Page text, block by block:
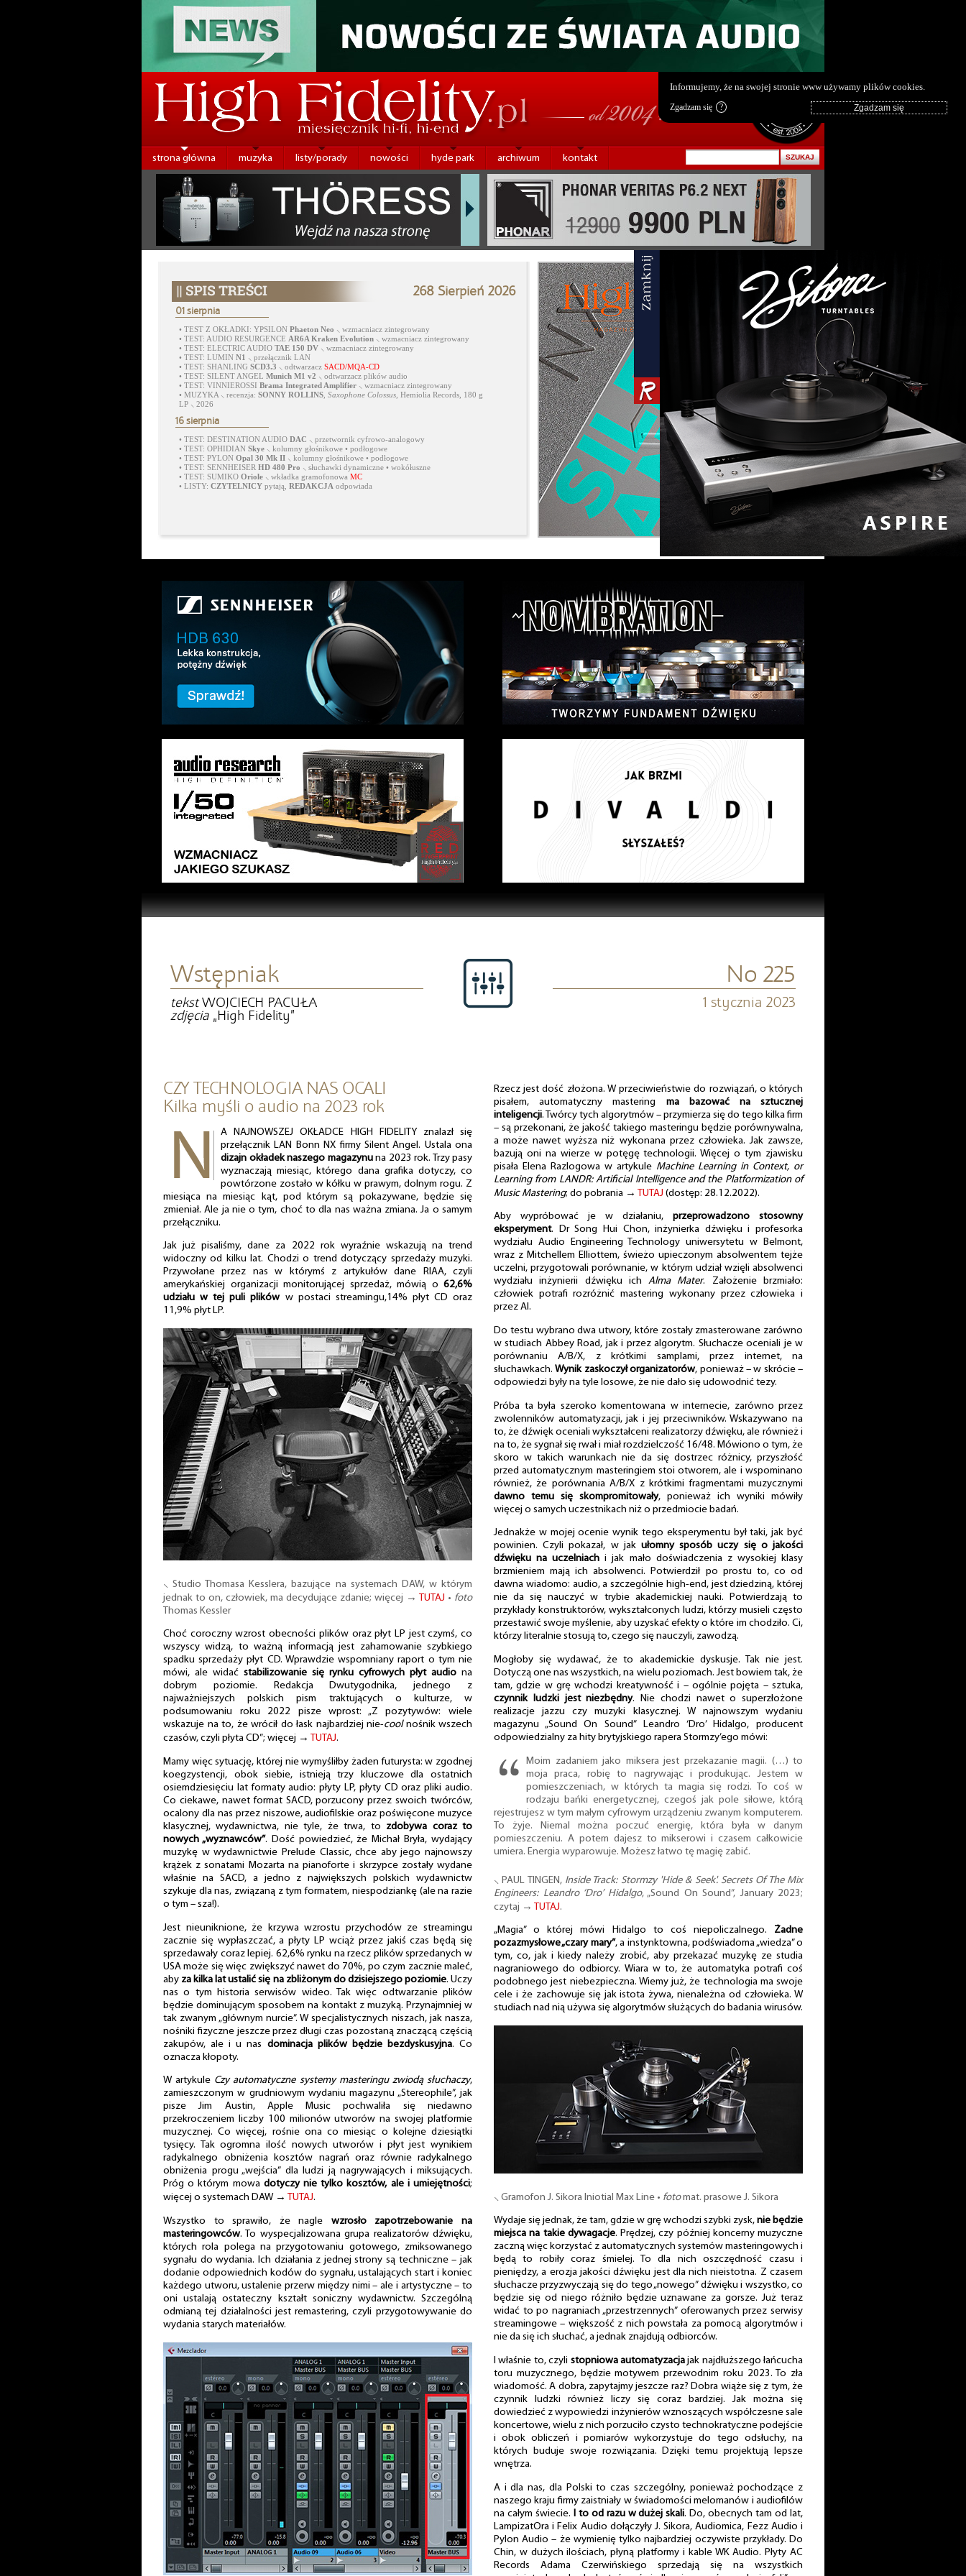
strona główna muzyka listy/porady nowości hyde park archiwum kontakt
268 Sierpień 2026
01 sierpnia
• TEST Z OKŁADKI: YPSILON Phaeton Neo ⸜ wzmacniacz zintegrowany
• TEST: AUDIO RESURGENCE AR6A Kraken Evolution ⸜ wzmacniacz zintegrowany
• TEST: ELECTRIC AUDIO TAE 150 DV ⸜ wzmacniacz zintegrowany
• TEST: LUMIN N1
⸜ przełącznik LAN
• TEST: SHANLING SCD3.3 ⸜ odtwarzacz SACD/MQA-CD
• TEST: SILENT ANGEL Munich M1 v2 ⸜ odtwarzacz plików audio
• TEST: VINNIEROSSI Brama Integrated Amplifier ⸜ wzmacniacz zintegrowany
• MUZYKA ⸜ recenzja: SONNY ROLLINS Saxophone Colossus , Hemiolia Records, 180 g
LP ⸜ 2026
16 sierpnia
• TEST: DESTINATION AUDIO DAC ⸜ przetwornik cyfrowo-analogowy
• TEST: OPHIDIAN Skye ⸜ kolumny głośnikowe • podłogowe
• TEST: PYLON Opal 30 Mk II ⸜ kolumny głośnikowe • podłogowe
• TEST: SENNHEISER HD 480 Pro ⸜ słuchawki dynamiczne • wokółuszne
• TEST: SUMIKO Oriole ⸜ wkładka gramofonowa MC
• LISTY: CZYTELNICY pytają, REDAKCJA odpowiada
Wstępniak
tekstWOJCIECH PACUŁA
zdjęcia „High Fidelity”
No 225
1 stycznia 2023
CZY TECHNOLOGIA NAS OCALI
Kilka myśli o audio na 2023 rok
A NAJNOWSZEJ OKŁADCE HIGH FIDELITY znalazł się
przełącznik LAN Bonn NX firmy Silent Angel. Ustala ona
dizajn okładek naszego magazynuna 2023 rok. Trzy pasy
wyznaczają miesiąc, którego dana grafika dotyczy, co
powtórzone zostało w kółku w prawym, dolnym rogu. Z
miesiąca na miesiąc kąt, pod którym są pokazywane, będzie się
zmieniał. Ale ja nie o tym, choć to dla nas ważna zmiana. Ja o samym
przełączniku.
Jak już pisaliśmy, dane za 2022 rok wyraźnie wskazują na trend
widoczny od kilku lat. Chodzi o trend dotyczący sprzedaży muzyki.
Przywołane przez nas w którymś z artykułów dane RIAA, czyli
amerykańskiej organizacji monitorującej sprzedaż, mówią o 62,6%
udziału w tej puli plikóww postaci streamingu,14% płyt CD oraz
11,9% płyt LP.
⸜ Studio Thomasa Kesslera, bazujące na systemach DAW, w którym
jednak to on, człowiek, ma decydujące zdanie; więcej → TUTAJ • foto
Thomas Kessler
Choć coroczny wzrost obecności plików oraz płyt LP jest czymś, co
wszyscy widzą, to ważną informacją jest zahamowanie szybkiego
spadku sprzedaży płyt CD. Wprawdzie wspomniany raport o tym nie
mówi, ale widać stabilizowanie się rynku cyfrowych płyt audio na
dobrym poziomie. Redakcja Dwutygodnika, jednego z
najważniejszych polskich pism traktujących o kulturze, w
podsumowaniu roku 2022 pisze wprost: „Z pozytywów: wiele
wskazuje na to, że wrócił do łask najbardziej nie-coolnośnik wszech
czasów, czyli płyta CD”; więcej → TUTAJ.
Mamy więc sytuację, której nie wymyśliłby żaden futurysta: w zgodnej
koegzystencji, obok siebie, istnieją trzy kluczowe dla ostatnich
osiemdziesięciu lat formaty audio: płyty LP, płyty CD oraz pliki audio.
Co ciekawe, nawet format SACD, porzucony przez swoich twórców,
ocalony dla nas przez niszowe, audiofilskie oraz poświęcone muzyce
klasycznej, wydawnictwa, nie tyle, że trwa, to zdobywa coraz to
nowych „wyznawców”. Dość powiedzieć, że Michał Bryła, wydający
muzykę w wydawnictwie Prelude Classic, chce aby jego najnowszy
krążek z sonatami Mozarta na pianoforte i skrzypce zostały wydane
właśnie na SACD, a jedno z największych polskich wydawnictw
szykuje dla nas, związaną z tym formatem, niespodziankę (ale na razie
o tym – sza!).
Jest nieuniknione, że krzywa wzrostu przychodów ze streamingu
zacznie się wypłaszczać, a płyty LP wciąż przez jakiś czas będą się
sprzedawały coraz lepiej. 62,6% rynku na rzecz plików sprzedanych w
USA może się więc zwiększyć nawet do 70%, po czym zacznie maleć,
aby za kilka lat ustalić się na zbliżonym do dzisiejszego poziomie. Uczy
nas o tym historia serwisów wideo. Tak więc odtwarzanie plików
będzie dominującym sposobem na kontakt z muzyką. Przynajmniej w
tak zwanym „głównym nurcie”. W specjalistycznych niszach, jak nasza,
nośniki fizyczne jeszcze przez długi czas pozostaną znaczącą częścią
zakupów, ale i u nas dominacja plików będzie bezdyskusyjna. Co
oznacza kłopoty.
W artykule Czy automatyczne systemy masteringu zwiodą słuchaczy,
zamieszczonym w grudniowym wydaniu magazynu „Stereophile”, jak
pisze Jim Austin, Apple Music pochwaliła się niedawno
przekroczeniem liczby 100 milionów utworów na swojej platformie
muzycznej. Co więcej, rośnie ona co miesiąc o kolejne dziesiątki
tysięcy. Tak ogromna ilość nowych utworów i płyt jest wynikiem
radykalnego obniżenia kosztów nagrań oraz równie radykalnego
obniżenia progu „wejścia” dla ludzi ją nagrywających i miksujących.
Próg o którym mowa dotyczy nie tylko kosztów, ale i umiejętności;
więcej o systemach DAW → TUTAJ.
Wszystko to sprawiło, że nagle wzrosło zapotrzebowanie na
masteringowców. To wyspecjalizowana grupa realizatorów dźwięku,
których rola polega na przygotowaniu gotowego, zmiksowanego
sygnału do wydania. Ich działania z jednej strony są techniczne – jak
dodanie odpowiednich kodów do sygnału, ustalających start i koniec
każdego utworu, ustalenie przerw między nimi – ale i artystyczne – to
oni ustalają ostateczny kształt soniczny wydawnictw. Szczególną
odmianą tej działalności jest remastering, czyli przygotowywanie do
wydania starych materiałów.
Rzecz jest dość złożona. W przeciwieństwie do rozwiązań, o których
pisałem, automatyczny mastering ma bazować na sztucznej
inteligencji. Twórcy tych algorytmów – przymierza się do tego kilka firm
– są przekonani, że jakość takiego masteringu będzie porównywalna,
a może nawet wyższa niż wykonana przez człowieka. Jak zawsze,
bazują oni na wierze w potęgę technologii. Więcej o tym zjawisku
pisała Elena Razlogowa w artykule Machine Learning in Context, or
Learning from LANDR: Artificial Intelligence and the Platformization of
Music Mastering; do pobrania → TUTAJ (dostęp: 28.12.2022).
Aby wypróbować je w działaniu, przeprowadzono stosowny
eksperyment. Dr Song Hui Chon, inżynierka dźwięku i profesorka
wydziału Audio Engineering Technology uniwersytetu w Belmont,
wraz z Mitchellem Elliottem, świeżo upieczonym absolwentem tejże
uczelni, przygotowali porównanie, w którym udział wzięli absolwenci
wydziału inżynierii dźwięku ichAlma Mater. Założenie brzmiało:
człowiek potrafi rozróżnić mastering wykonany przez człowieka i
przez AI.
Do testu wybrano dwa utwory, które zostały zmasterowane zarówno
w studiach Abbey Road, jak i przez algorytm. Słuchacze oceniali je w
porównaniu A/B/X, z krótkimi samplami, przez internet, na
słuchawkach.Wynik zaskoczył organizatorów, ponieważ – w skrócie –
odpowiedzi były na tyle losowe, że nie dało się udowodnić tezy.
Próba ta była szeroko komentowana w internecie, zarówno przez
zwolenników automatyzacji, jak i jej przeciwników. Wskazywano na
to, że dźwięk oceniali wykształceni realizatorzy dźwięku, ale również i
na to, że sygnał się rwał i miał rozdzielczość 16/48. Mówiono o tym, że
skoro w takich warunkach nie da się dostrzec różnicy, przyszłość
przed automatycznym masteringiem stoi otworem, ale i wspominano
również, że porównania A/B/X z krótkimi fragmentami muzycznymi
dawno temu się skompromitowały, ponieważ ich wyniki mówiły
więcej o samych uczestnikach niż o przedmiocie badań.
Jednakże w mojej ocenie wynik tego eksperymentu był taki, jak być
powinien. Czyli pokazał, w jak ułomny sposób uczy się o jakości
dźwięku na uczelniach i jak mało doświadczenia z wysokiej klasy
brzmieniem mają ich absolwenci. Potwierdził po prostu to, co od
dawna wiadomo: audio, a szczególnie high-end, jest dziedziną, której
nie da się nauczyć w trybie akademickiej nauki. Potwierdzają to
przykłady konstruktorów, wykształconych ludzi, którzy musieli często
przestawić swoje myślenie, aby uzyskać efekty o które im chodziło. Ci,
którzy literalnie stosują to, czego się nauczyli, zawodzą.
Mogłoby się wydawać, że to akademickie dyskusje. Tak nie jest.
Dotyczą one nas wszystkich, na wielu poziomach. Jest bowiem tak, że
tam, gdzie w grę wchodzi kreatywność i – ogólnie pojęta – sztuka,
czynnik ludzki jest niezbędny. Nie chodzi nawet o superzłożone
realizacje jazzu czy muzyki klasycznej. W najnowszym wydaniu
magazynu „Sound On Sound” Leandro ‘Dro’ Hidalgo, producent
odpowiedzialny za hity brytyjskiego rapera Stormzy’ego mówi:
Moim zadaniem jako miksera jest przekazanie magii. (…) to
moja praca, robię to nagrywając i produkując. Jestem w
pomieszczeniach, w których ta magia się rodzi. To coś w
rodzaju bańki energetycznej, czegoś jak pole siłowe, którą
rejestrujesz w tym małym cyfrowym urządzeniu zwanym komputerem.
To żyje. Niemal można poczuć energię, która była w danym
pomieszczeniu. A potem dajesz to mikserowi i czasem całkowicie
umiera. Energia wyparowuje. Możesz łatwo tę magię zabić.
⸜ PAUL TINGEN, Inside Track: Stormzy 'Hide & Seek'. Secrets Of The Mix
Engineers: Leandro ‘Dro’ Hidalgo, „Sound On Sound”, January 2023;
czytaj → TUTAJ.
„Magia” o której mówi Hidalgo to coś niepoliczalnego. Żadne
pozazmysłowe „czary mary”, a instynktowna, podświadoma „wiedza” o
tym, co, jak i kiedy należy zrobić, aby przekazać muzykę ze studia
nagraniowego do odbiorcy. Wiara w to, że automatyka potrafi coś
podobnego jest niebezpieczna. Wiemy już, że technologia ma swoje
cele i że zachowuje się jak istota żywa, nienależna od człowieka. W
studiach nad nią używa się algorytmów służących do badania wirusów.
⸜ Gramofon J. Sikora Iniotial Max Line • fotomat. prasowe J. Sikora
Wydaje się jednak, że tam, gdzie w grę wchodzi szybki zysk, nie będzie
miejsca na takie dywagacje. Prędzej, czy później koncerny muzyczne
zaczną więc korzystać z automatycznych systemów masteringowych i
będą to robiły coraz śmielej. To dla nich oszczędność czasu i
pieniędzy, a erozja jakości dźwięku jest dla nich nieistotna. Z czasem
słuchacze przyzwyczają się do tego „nowego” dźwięku i wszystko, co
będzie się od niego różniło będzie uznawane za gorsze. Już teraz
widać to po nagraniach „przestrzennych” oferowanych przez serwisy
streamingowe – większość z nich powstała za pomocą algorytmów i
nie da się ich słuchać, a jednak znajdują odbiorców.
I właśnie to, czyli stopniowa automatyzacjajak najdłuższego łańcucha
toru muzycznego, będzie motywem przewodnim roku 2023. To zła
wiadomość. A dobra, zapytajmy jeszcze raz? Dobra wiąże się z tym, że
czynnik ludzki również liczy się coraz bardziej. Jak można się
dowiedzieć z wypowiedzi inżynierów wznoszących współczesne sale
koncertowe, wielu z nich porzuciło czysto technokratyczne podejście
i obok obliczeń i pomiarów wykorzystuje do tego odsłuchy, na
których buduje swoje rozwiązania. Dzięki temu projektują lepsze
wnętrza.
A i dla nas, dla Polski to czas szczególny, ponieważ pochodzące z
naszego kraju firmy zaistniały w świadomości melomanów i audiofilów
na całym świecie.
I to od razu w dużej skali. Do, obecnych tam od lat,
LampizatOra i Felix Audio dołączyły J. Sikora, Audiomica, Fezz Audio i
Pylon Audio – że wymienię tylko najbardziej oczywiste przykłady. Do
Chin, w dużych ilościach, płyną platformy i kable WK Audio. Płyty AC
Records Adama Czerwińskiego sprzedają się na wszystkich
Informujemy, że na swojej stronie www używamy plików cookies.
Zgadzam się ?